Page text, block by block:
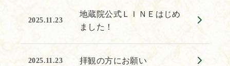
2025.11.23
地蔵院公式ＬＩＮＥはじめ
ました！
2025.11.23 拝観の方にお願い